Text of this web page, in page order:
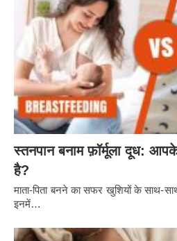
स्तनपान बनाम फ़ॉर्मूला दूध:
है?
माता-पिता बनने का सफर खुशियों के साथ-
इनमें…